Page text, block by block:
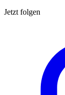
Jetzt folgen